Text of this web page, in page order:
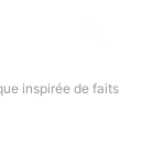
inspirée de faits